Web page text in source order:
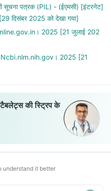
products. Also inform your
medicine.
सूचना पत्रक (PIL) - (ईएमसी) [इंटरनेट]
दिसंबर 2025 को देखा गया]
2025 [21 जुलाई 202
Ncbi.nlm.nih.gov। 2025 [21
की स्ट्रिप के
understand it better